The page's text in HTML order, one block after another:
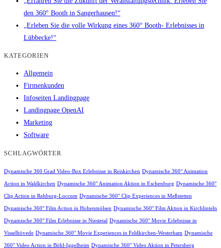
den 360° Booth in Sangerhausen!“
„Erleben Sie die volle Wirkung eines 360° Booth- Erlebnisses in
Lübbecke!“
KATEGORIEN
Allgemein
Firmenkunden
Infoseiten Landingpage
Landingpage OpenAI
Marketing
Software
SCHLAGWÖRTER
Dynamische 360 Grad Video-Box Erlebnisse in Reiskirchen Dynamische 360° Animation
Action in Waldkirchen Dynamische 360° Animation Aktion in Eschenburg Dynamische 360°
Clip Action in Rehburg-Loccum Dynamische 360° Clip Experiences in Meßstetten
Dynamische 360° Film Action in Hohenmölsen Dynamische 360° Film Aktion in Kirchlinteln
Dynamische 360° Film Erlebnisse in Niestetal Dynamische 360° Movie Erlebnisse in
Visselhövede Dynamische 360° Movie Experiences in Feldkirchen-Westerham Dynamische
360° Video Action in Böhl-Iggelheim Dynamische 360° Video Aktion in Petersberg